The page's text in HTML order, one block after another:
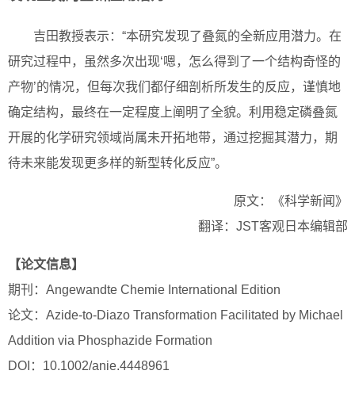
吉田教授表示：“本研究发现了叠氮的全新应用潜力。在
研究过程中，虽然多次出现‘嗯，怎么得到了一个结构奇怪的
产物’的情况，但每次我们都仔细剖析所发生的反应，谨慎地
确定结构，最终在一定程度上阐明了全貌。利用稳定磷叠氮
开展的化学研究领域尚属未开拓地带，通过挖掘其潜力，期
待未来能发现更多样的新型转化反应”。
原文：《科学新闻》
翻译：JST客观日本编辑部
【论文信息】
期刊：Angewandte Chemie International Edition
论文：Azide-to-Diazo Transformation Facilitated by Michael
Addition via Phosphazide Formation
DOI：10.1002/anie.4448961